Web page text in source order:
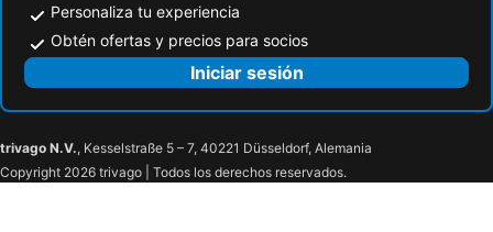
Personaliza tu experiencia
Obtén ofertas y precios para socios
Iniciar sesión
trivago N.V., Kesselstraße 5 – 7, 40221 Düsseldorf, Alemania
Copyright 2026 trivago | Todos los derechos reservados.